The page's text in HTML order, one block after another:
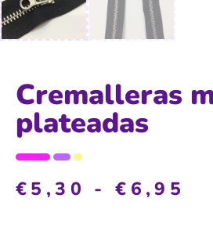
Cremalleras
plateadas
€5,30 - € 6,95